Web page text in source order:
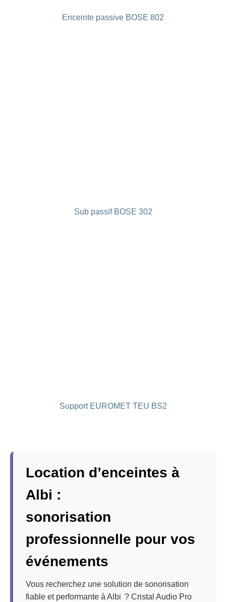
Enceinte passive BOSE 802
Sub passif BOSE 302
Support EUROMET TEU BS2
Location d’enceintes à
Albi :
sonorisation
professionnelle pour vos
événements
Vous recherchez une solution de sonorisation
fiable et performante à Albi ? Cristal Audio Pro